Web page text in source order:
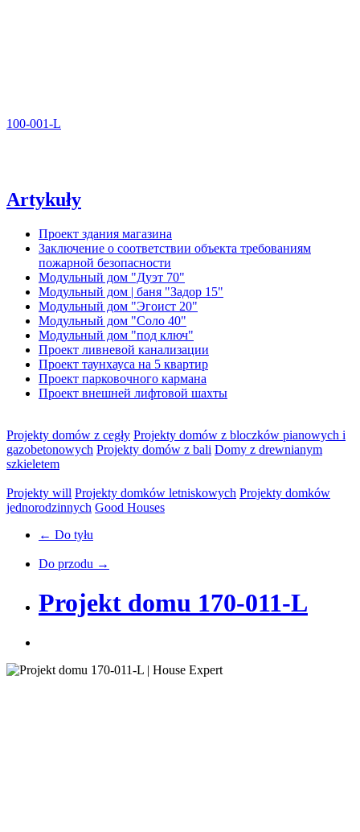
100-001-L
Artykuły
Проект здания магазина
Заключение о соответствии объекта требованиям
пожарной безопасности
Модульный дом "Дуэт 70"
Модульный дом | баня "Задор 15"
Модульный дом "Эгоист 20"
Модульный дом "Соло 40"
Модульный дом "под ключ"
Проект ливневой канализации
Проект таунхауса на 5 квартир
Проект парковочного кармана
Проект внешней лифтовой шахты
Projekty domów z cegły Projekty domów z bloczków pianowych i
gazobetonowych Projekty domów z bali Domy z drewnianym
szkieletem
Projekty will Projekty domków letniskowych Projekty domków
jednorodzinnych Good Houses
← Do tyłu
Do przodu →
Projekt domu 170-011-L